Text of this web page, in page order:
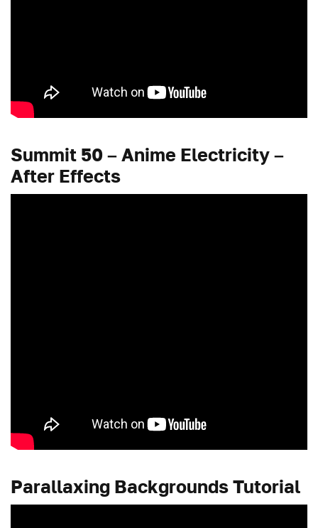
Summit 50 – Anime Electricity –
After Effects
Parallaxing Backgrounds Tutorial